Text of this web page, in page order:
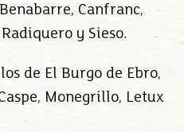
Canfranc,
y Sieso.
de El Burgo de Ebro,
Monegrillo, Letux